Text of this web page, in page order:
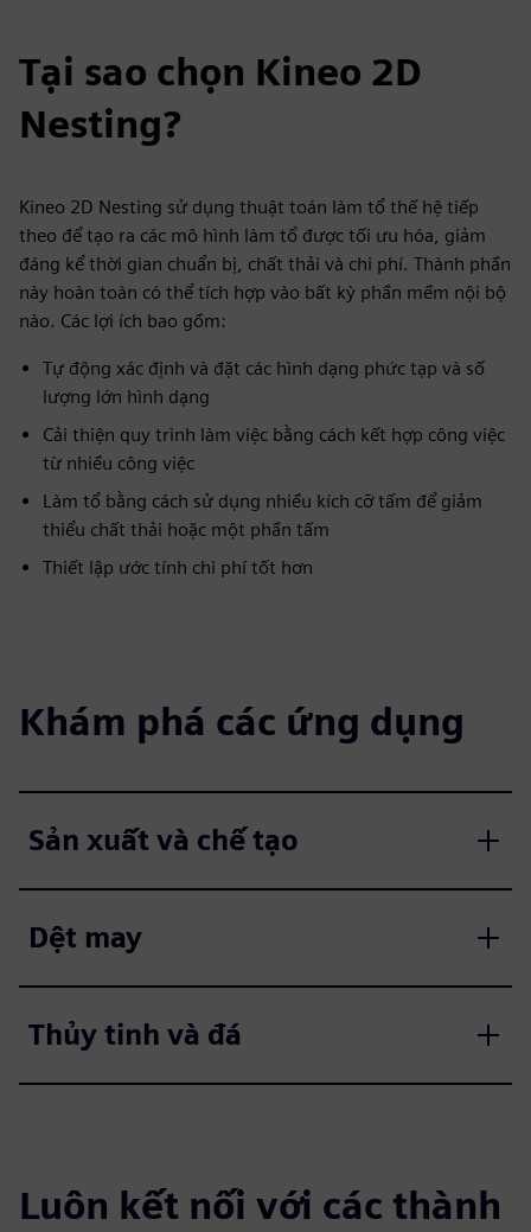
Tại sao chọn Kineo 2D
Nesting?
Kineo 2D Nesting sử dụng thuật toán làm tổ thế hệ tiếp
theo để tạo ra các mô hình làm tổ được tối ưu hóa, giảm
đáng kể thời gian chuẩn bị, chất thải và chi phí. Thành phần
này hoàn toàn có thể tích hợp vào bất kỳ phần mềm nội bộ
nào. Các lợi ích bao gồm:
Tự động xác định và đặt các hình dạng phức tạp và số
lượng lớn hình dạng
Cải thiện quy trình làm việc bằng cách kết hợp công việc
từ nhiều công việc
Làm tổ bằng cách sử dụng nhiều kích cỡ tấm để giảm
thiểu chất thải hoặc một phần tấm
Thiết lập ước tính chi phí tốt hơn
Khám phá các ứng dụng
Sản xuất và chế tạo
Dệt may
Thủy tinh và đá
Luôn kết nối với các thành